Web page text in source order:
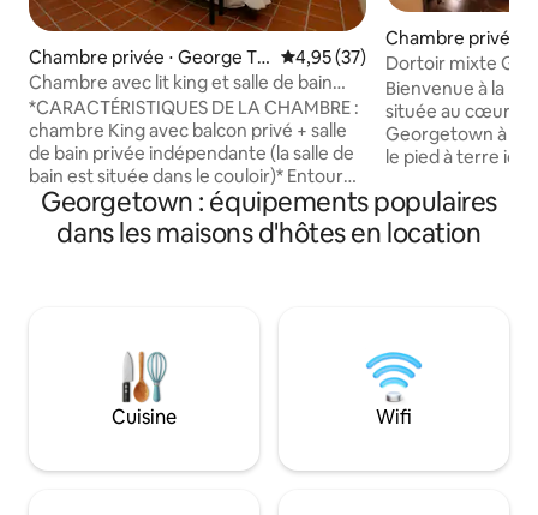
Chambre privée ⋅ George To
wn
Évaluation moyenne sur la
4,95 (37)
Chambre avec lit king et salle de bain
privée à Aayu Stewart
*CARACTÉRISTIQUES DE LA CHAMBRE :
chambre King avec balcon privé + salle
de bain privée indépendante (la salle de
bain est située dans le couloir)* Entouré
de boutiques historiques de style
éclectique « détroit » le long de la rue
calme Stewart Lane, le refuge d'Aayu
d'un balcon privé, offrant aux voyageurs
une belle expérience de la ruelle arrière.
Elle dispose d'un canapé-lit
supplémentaire et d'une salle de bains
principale.
Chambre privée ⋅
n
Dortoir mixte
Bienvenue à la
située au cœur
Georgetown à
le pied à terre
de casiers
Wi-Fi gratuite
dynamique et
commune, un
emplacement
patrimoine, c'est
créer de
Georgetown : équipements populaires
dans les maisons d'hôtes en location
Cuisine Wifi